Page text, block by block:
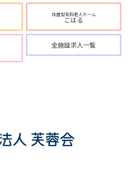
住居型有料老人ホーム
こはる
全施設求人一覧